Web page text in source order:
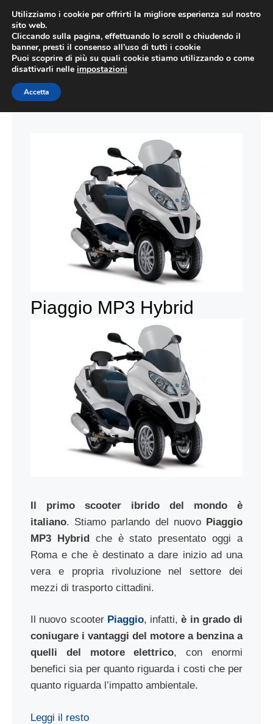
contenuto
Moto
Piaggio MP3 Hybrid
Il primo scooter ibrido del mondo è
italiano. Stiamo parlando del nuovo Piaggio
MP3 Hybridche è stato presentato oggi a
Roma e che è destinato a dare inizio ad una
vera e propria rivoluzione nel settore dei
mezzi di trasporto cittadini.
Il nuovo scooter Piaggio, infatti,è in grado di
coniugare i vantaggi del motore a benzina a
quelli del motore elettrico, con enormi
benefici sia per quanto riguarda i costi che per
quanto riguarda l’impatto ambientale.
Leggi il resto
Utilizziamo i cookie per offrirti la migliore esperienza sul nostro
sito web.
Cliccando sulla pagina, effettuando lo scroll o chiudendo il
banner, presti il consenso all’uso di tutti i cookie
Puoi scoprire di più su quali cookie stiamo utilizzando o come
disattivarli nelle impostazioni
Accetta